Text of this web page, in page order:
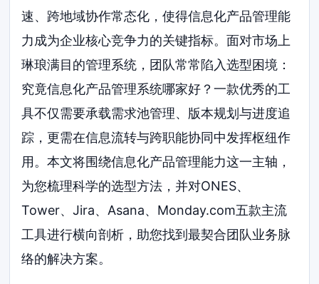
速、跨地域协作常态化，使得信息化产品管理能
力成为企业核心竞争力的关键指标。面对市场上
琳琅满目的管理系统，团队常常陷入选型困境：
究竟信息化产品管理系统哪家好？一款优秀的工
具不仅需要承载需求池管理、版本规划与进度追
踪，更需在信息流转与跨职能协同中发挥枢纽作
用。本文将围绕信息化产品管理能力这一主轴，
为您梳理科学的选型方法，并对ONES、
Tower、Jira、Asana、Monday.com五款主流
工具进行横向剖析，助您找到最契合团队业务脉
络的解决方案。